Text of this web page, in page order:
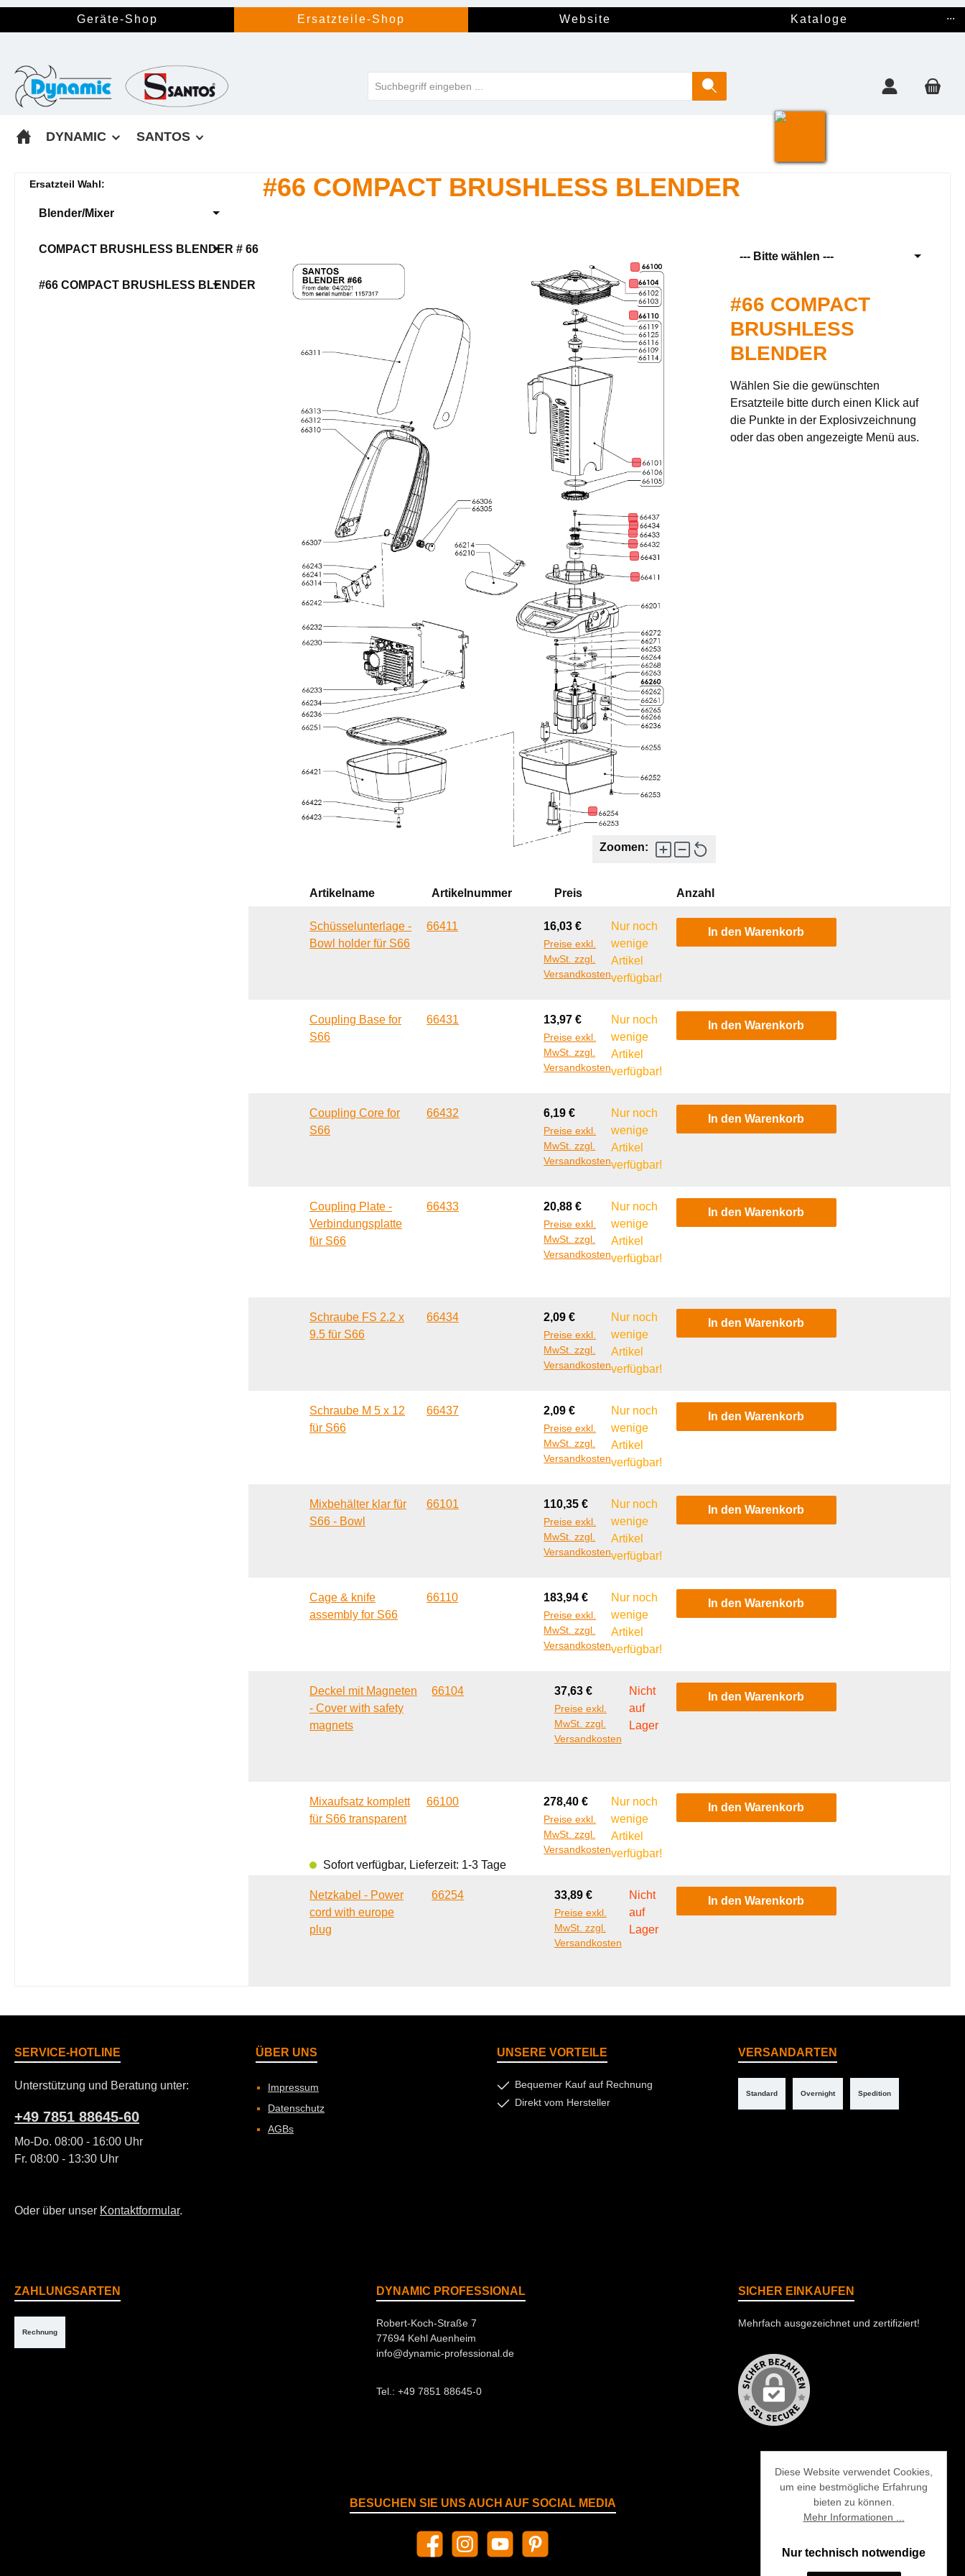
Zur Hauptnavigation springen
Geräte-Shop Ersatzteile-Shop Website Kataloge ...
DYNAMIC SANTOS
Ersatzteil Wahl:
Blender/Mixer
COMPACT BRUSHLESS BLENDER # 66
#66 COMPACT BRUSHLESS BLENDER
#66 COMPACT BRUSHLESS BLENDER
Zoomen:
--- Bitte wählen ---
#66 COMPACT
BRUSHLESS
BLENDER
Wählen Sie die gewünschten
Ersatzteile bitte durch einen Klick auf
die Punkte in der Explosivzeichnung
oder das oben angezeigte Menü aus.
Artikelname Artikelnummer Preis Anzahl
Schüsselunterlage -
Bowl holder für S66
66411 Regulärer Preis:
16,03 €
Preise exkl.
MwSt. zzgl.
Versandkosten
Nur noch
wenige
Artikel
verfügbar!
In den Warenkorb
Coupling Base for
S66
66431 Regulärer Preis:
13,97 €
Preise exkl.
MwSt. zzgl.
Versandkosten
Nur noch
wenige
Artikel
verfügbar!
In den Warenkorb
Coupling Core for
S66
66432 Regulärer Preis:
6,19 €
Preise exkl.
MwSt. zzgl.
Versandkosten
Nur noch
wenige
Artikel
verfügbar!
In den Warenkorb
Coupling Plate -
Verbindungsplatte
für S66
66433 Regulärer Preis:
20,88 €
Preise exkl.
MwSt. zzgl.
Versandkosten
Nur noch
wenige
Artikel
verfügbar!
In den Warenkorb
Schraube FS 2.2 x
9.5 für S66
66434 Regulärer Preis:
2,09 €
Preise exkl.
MwSt. zzgl.
Versandkosten
Nur noch
wenige
Artikel
verfügbar!
In den Warenkorb
Schraube M 5 x 12
für S66
66437 Regulärer Preis:
2,09 €
Preise exkl.
MwSt. zzgl.
Versandkosten
Nur noch
wenige
Artikel
verfügbar!
In den Warenkorb
Mixbehälter klar für
S66 - Bowl
66101 Regulärer Preis:
110,35 €
Preise exkl.
MwSt. zzgl.
Versandkosten
Nur noch
wenige
Artikel
verfügbar!
In den Warenkorb
Cage & knife
assembly for S66
66110 Regulärer Preis:
183,94 €
Preise exkl.
MwSt. zzgl.
Versandkosten
Nur noch
wenige
Artikel
verfügbar!
In den Warenkorb
Deckel mit Magneten
- Cover with safety
magnets
66104 Regulärer Preis:
37,63 €
Preise exkl.
MwSt. zzgl.
Versandkosten
Nicht
auf
Lager
In den Warenkorb
Mixaufsatz komplett
für S66 transparent
Sofort verfügbar, Lieferzeit: 1-3 Tage
66100 Regulärer Preis:
278,40 €
Preise exkl.
MwSt. zzgl.
Versandkosten
Nur noch
wenige
Artikel
verfügbar!
In den Warenkorb
Netzkabel - Power
cord with europe
plug
66254 Regulärer Preis:
33,89 €
Preise exkl.
MwSt. zzgl.
Versandkosten
Nicht
auf
Lager
In den Warenkorb
SERVICE-HOTLINE
Unterstützung und Beratung unter:
+49 7851 88645-60
Mo-Do. 08:00 - 16:00 Uhr
Fr. 08:00 - 13:30 Uhr
Oder über unser Kontaktformular.
ÜBER UNS
Impressum
Datenschutz
AGBs
UNSERE VORTEILE
Bequemer Kauf auf Rechnung
Direkt vom Hersteller
VERSANDARTEN
Standard Overnight Spedition
ZAHLUNGSARTEN
Rechnung
DYNAMIC PROFESSIONAL
Robert-Koch-Straße 7
77694 Kehl Auenheim
info@dynamic-professional.de
Tel.: +49 7851 88645-0
SICHER EINKAUFEN
Mehrfach ausgezeichnet und zertifiziert!
BESUCHEN SIE UNS AUCH AUF SOCIAL MEDIA
FacebookInstagramYouTubePinterest
Diese Website verwendet Cookies,
um eine bestmögliche Erfahrung
bieten zu können.
Mehr Informationen ...
Nur technisch notwendige